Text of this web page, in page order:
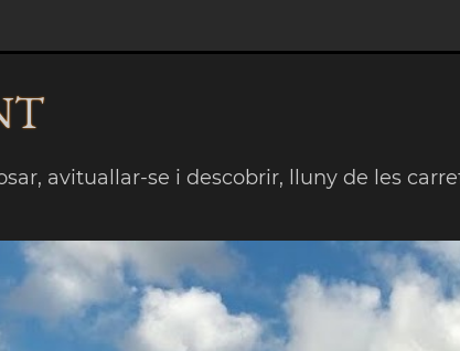
avituallar-se i descobrir, lluny de les